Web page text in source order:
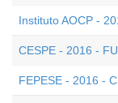
Instituto AOCP -
CESPE - 2016 -
FEPESE - 2016 -